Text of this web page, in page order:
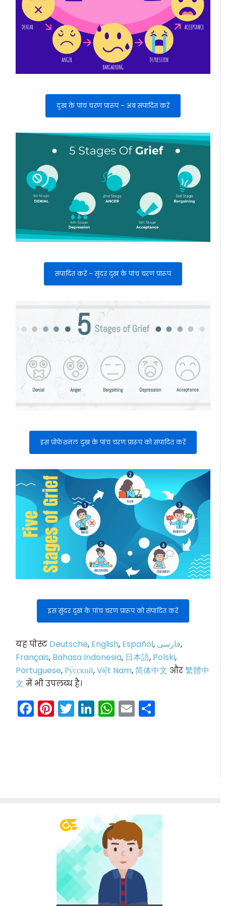
दुख के पांच चरण प्रारूप – अब संपादित करें
संपादित करें – सुंदर दुख के पांच चरण प्रारूप
इस प्रोफेशनल दुख के पांच चरण प्रारूप को संपादित करें
इस सुंदर दुख के पांच चरण प्रारूप को संपादित करें
यह पोस्ट Deutsche, English, Español, فارسی,
Français, Bahasa Indonesia, 日本語, Polski,
Portuguese,Ру́сский,Việt Nam,简体中文 और繁體中
文 में भी उपलब्ध है।
Facebook
Pinterest
Twitter
LinkedIn
WhatsApp
Email